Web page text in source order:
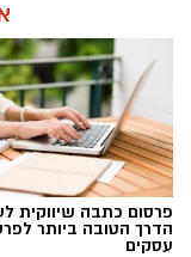
תגים:דודי תירם
פרסום כתבה שיווקית
הדרך הטובה ביותר
עסקים